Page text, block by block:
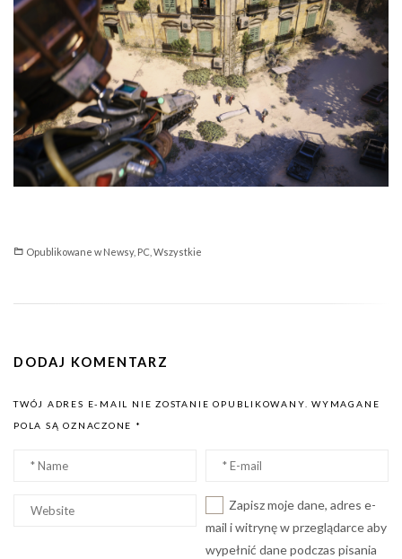
Opublikowane wNewsy, PC Wszystkie
DODAJ KOMENTARZ
TWÓJ ADRES E-MAIL NIE ZOSTANIE OPUBLIKOWANY.
WYMAGANE
POLA SĄ OZNACZONE *
Nazwa
Email
Witryna
Zapisz moje dane, adres e-
mail i witrynę w przeglądarce aby
wypełnić dane podczas pisania